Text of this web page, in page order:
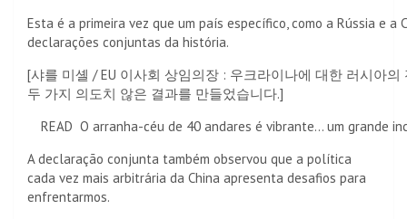
Esta é a primeira vez que um país específico, como a Rússia e
declarações conjuntas da história.
[샤를 미셸 / EU 이사회 상임의장 : 우크라이나에 대한 러시아
두 가지 의도치 않은 결과를 만들었습니다.]
READ O arranha-céu de 40 andares é vibrante... um grande
A declaração conjunta também observou que a política
cada vez mais arbitrária da China apresenta desafios para
enfrentarmos.